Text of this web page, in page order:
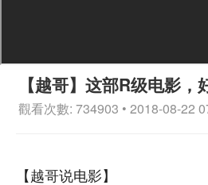
【越哥】这部R级电影
觀看次數: 734903 • 2018-08-22
【越哥说电影】